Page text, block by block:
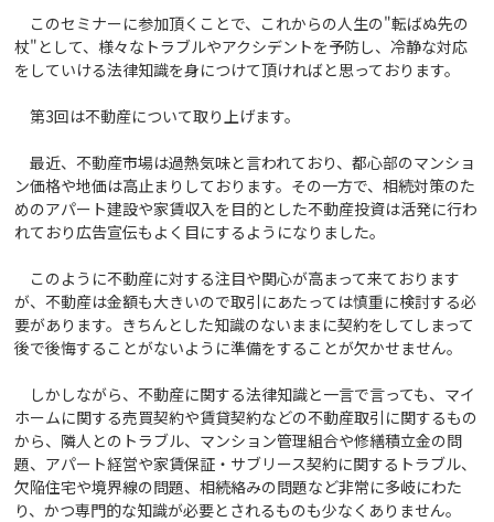
このセミナーに参加頂くことで、これからの人生の"転ばぬ先の
杖"として、様々なトラブルやアクシデントを予防し、冷静な対応
をしていける法律知識を身につけて頂ければと思っております。
第3回は不動産について取り上げます。
最近、不動産市場は過熱気味と言われており、都心部のマンショ
ン価格や地価は高止まりしております。その一方で、相続対策のた
めのアパート建設や家賃収入を目的とした不動産投資は活発に行わ
れており広告宣伝もよく目にするようになりました。
このように不動産に対する注目や関心が高まって来ております
が、不動産は金額も大きいので取引にあたっては慎重に検討する必
要があります。きちんとした知識のないままに契約をしてしまって
後で後悔することがないように準備をすることが欠かせません。
しかしながら、不動産に関する法律知識と一言で言っても、マイ
ホームに関する売買契約や賃貸契約などの不動産取引に関するもの
から、隣人とのトラブル、マンション管理組合や修繕積立金の問
題、アパート経営や家賃保証・サブリース契約に関するトラブル、
欠陥住宅や境界線の問題、相続絡みの問題など非常に多岐にわた
り、かつ専門的な知識が必要とされるものも少なくありません。